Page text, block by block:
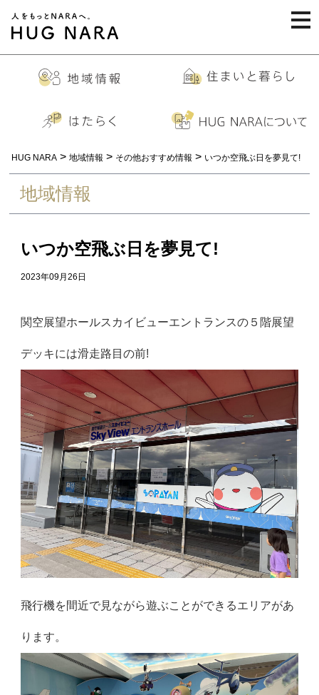
HUG NARA > 地域情報 > その他おすすめ情報 > いつか空飛ぶ日を夢見て!
地域情報
いつか空飛ぶ日を夢見て!
2023年09月26日
関空展望ホールスカイビューエントランスの５階展望
デッキには滑走路目の前!
飛行機を間近で見ながら遊ぶことができるエリアがあ
ります。